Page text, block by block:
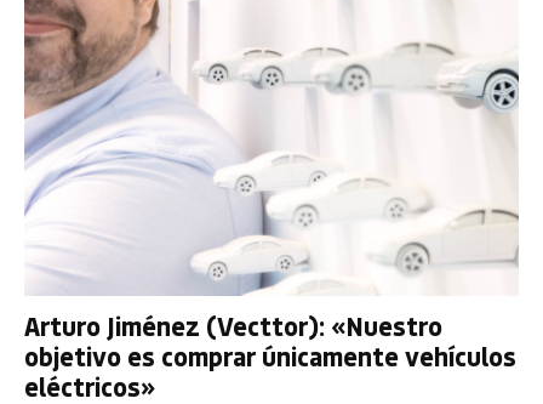
Arturo Jiménez (Vecttor): «Nuestro
objetivo es comprar únicamente vehículos
eléctricos»